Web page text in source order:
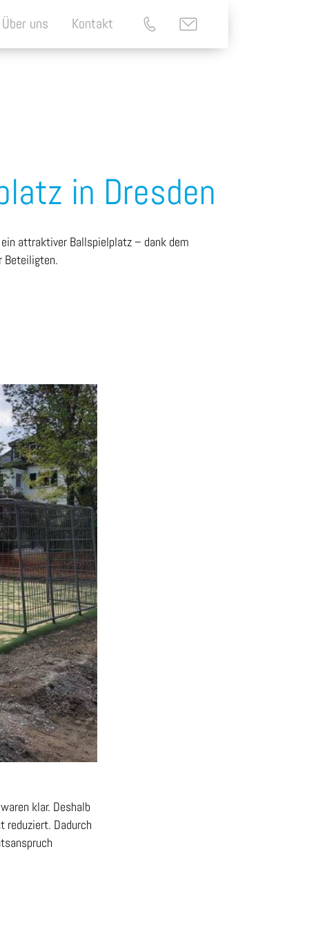
Über uns Kontakt
in Dresden
attraktiver Ballspielplatz – dank dem
Beteiligten.
klar. Deshalb
reduziert. Dadurch